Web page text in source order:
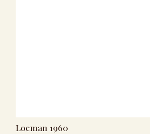
Locman 1960